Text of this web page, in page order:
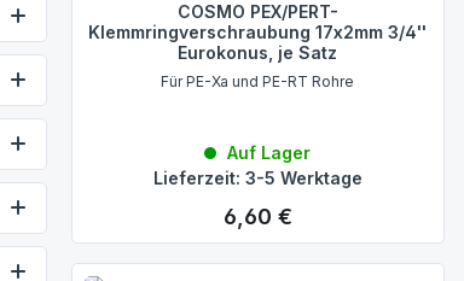
COSMO PEX/PERT-
Klemmringverschraubung 17x2mm 3/4''
Eurokonus, je Satz
Für PE-Xa und PE-RT Rohre
Auf Lager
Lieferzeit: 3-5 Werktage
Regulärer Preis:
6,60 €